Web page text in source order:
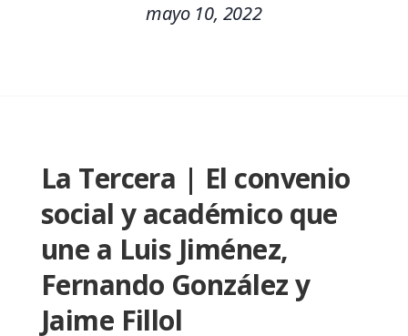
mayo 10, 2022
La Tercera | El convenio
social y académico que
une a Luis Jiménez,
Fernando González y
Jaime Fillol